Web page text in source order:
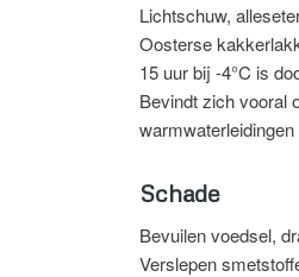
Lichtschuw,
Oosterse
15 uur bij -4°C is
Bevindt zich vooral
warmwaterleidingen
Schade
Bevuilen voedsel,
Verslepen